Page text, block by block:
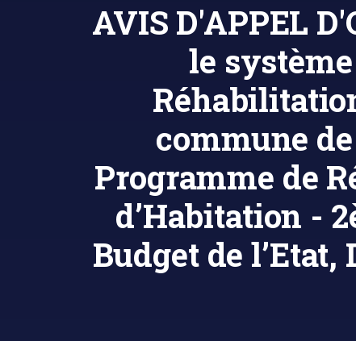
AVIS D'APPEL
le
commune
Programme de
d’Habitation -
Budget de l’Etat,